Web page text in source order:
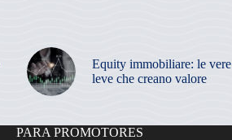
Equity immobiliare: le vere
leve che creano valore
PARA PROMOTORES